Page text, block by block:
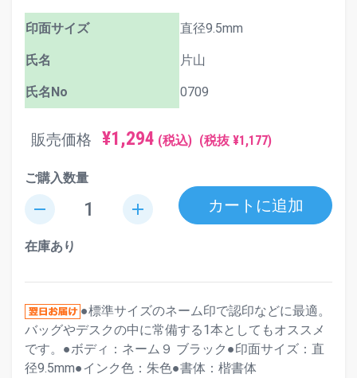
印面サイズ 直径9.5mm
氏名 片山
氏名No 0709
販売価格 ¥1,294 (税込) (税抜 ¥1,177)
ご購入数量
remove add カートに追加
在庫あり
●標準サイズのネーム印で認印などに最適。
バッグやデスクの中に常備する1本としてもオススメ
です。●ボディ：ネーム９ ブラック●印面サイズ：直
径9.5mm●インク色：朱色●書体：楷書体